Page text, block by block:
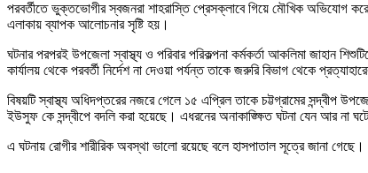
পরবর্তীতে ভুক্তভোগীর স্বজনরা শাহরাস্তি প্রেসক্লাবে গিয়ে মৌখিক অভিযোগ
এলাকায় ব্যাপক আলোচনার সৃষ্টি হয়।
ঘটনার পরপরই উপজেলা স্বাস্থ্য ও পরিবার পরিকল্পনা কর্মকর্তা আকলিমা জাহান
কার্যালয় থেকে পরবর্তী নির্দেশ না দেওয়া পর্যন্ত তাকে জরুরি বিভাগ থেকে
বিষয়টি স্বাস্থ্য অধিদপ্তরের নজরে গেলে ১৫ এপ্রিল তাকে চট্টগ্রামের সন্দ্বীপ
ইউসুফ কে সন্দ্বীপে বদলি করা হয়েছে। এধরনের অনাকাঙ্ক্ষিত ঘটনা যেন আর না
এ ঘটনায় রোগীর শারীরিক অবস্থা ভালো রয়েছে বলে হাসপাতাল সূত্রে জানা